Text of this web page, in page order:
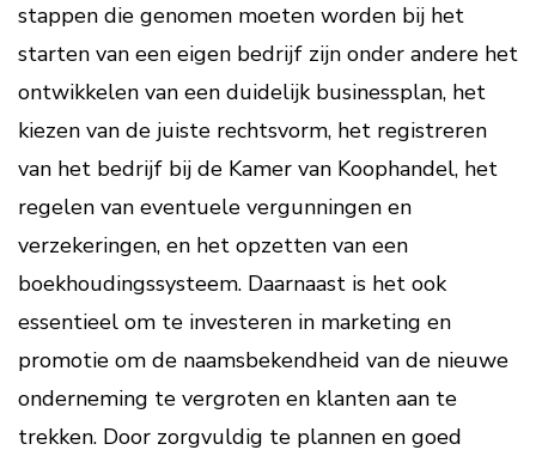
stappen die genomen moeten worden bij het
starten van een eigen bedrijf zijn onder andere het
ontwikkelen van een duidelijk businessplan, het
kiezen van de juiste rechtsvorm, het registreren
van het bedrijf bij de Kamer van Koophandel, het
regelen van eventuele vergunningen en
verzekeringen, en het opzetten van een
boekhoudingssysteem. Daarnaast is het ook
essentieel om te investeren in marketing en
promotie om de naamsbekendheid van de nieuwe
onderneming te vergroten en klanten aan te
trekken. Door zorgvuldig te plannen en goed